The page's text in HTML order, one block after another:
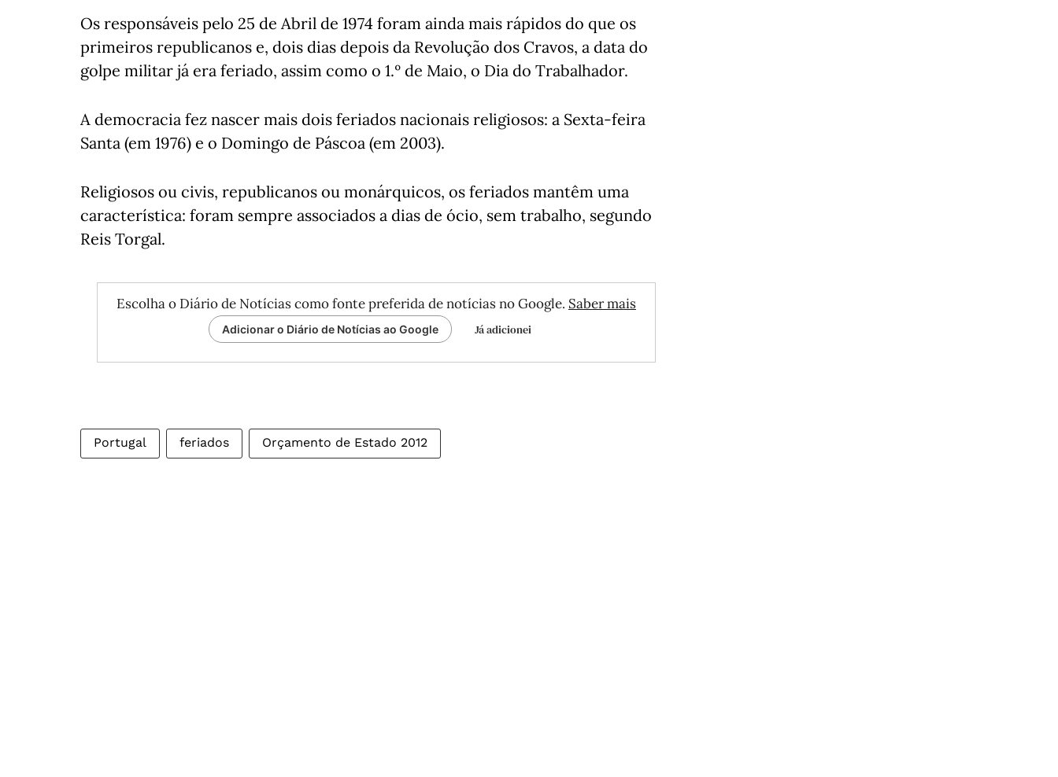
Os responsáveis pelo 25 de Abril de 1974 foram ainda mais rápidos do que os
primeiros republicanos e, dois dias depois da Revolução dos Cravos, a data do
golpe militar já era feriado, assim como o 1.º de Maio, o Dia do Trabalhador.
A democracia fez nascer mais dois feriados nacionais religiosos: a Sexta-feira
Santa (em 1976) e o Domingo de Páscoa (em 2003).
Religiosos ou civis, republicanos ou monárquicos, os feriados mantêm uma
característica: foram sempre associados a dias de ócio, sem trabalho, segundo
Reis Torgal.
Escolha o Diário de Notícias como fonte preferida de notícias no Google. Saber mais
Adicionar o Diário de Notícias ao Google Já adicionei
Portugal feriados Orçamento de Estado 2012